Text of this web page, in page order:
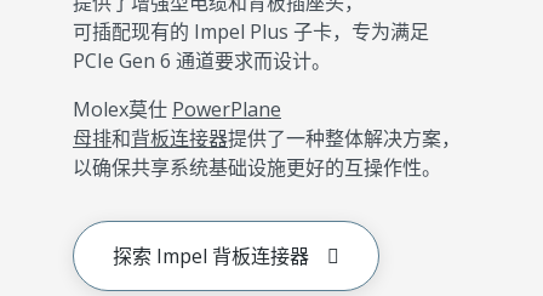
可插配现有的 Impel Plus 子卡，专为满足
PCIe Gen 6 通道要求而设计。
Molex莫仕 PowerPlane
母排和背板连接器提供了一种整体解决方案，
以确保共享系统基础设施更好的互操作性。
探索 Impel 背板连接器